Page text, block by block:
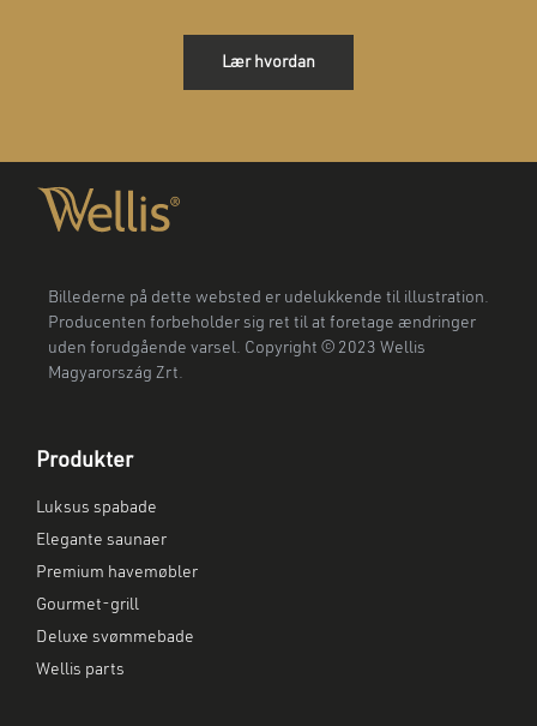
Lær hvordan
Billederne på dette websted er udelukkende til illustration.
Producenten forbeholder sig ret til at foretage ændringer
uden forudgående varsel. Copyright © 2023 Wellis
Magyarország Zrt.
Produkter
Luksus spabade
Elegante saunaer
Premium havemøbler
Gourmet-grill
Deluxe svømmebade
Wellis parts